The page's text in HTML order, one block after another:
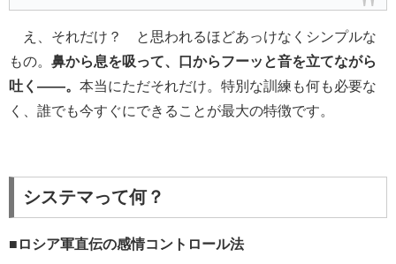
え、それだけ？ と思われるほどあっけなくシンプルな
もの。 鼻から息を吸って、口からフーッと音を立てながら
吐く――。 本当にただそれだけ。特別な訓練も何も必要な
く、誰でも今すぐにできることが最大の特徴です。
システマって何？
■ロシア軍直伝の感情コントロール法